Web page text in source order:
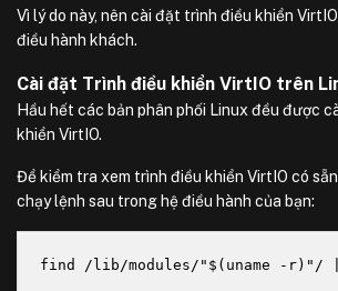
Vì lý do này, nên cài đặt trình điều khiển
điều hành khách.
Cài đặt Trình điều khiển VirtIO trên
Hầu hết các bản phân phối Linux đều được
khiển VirtIO.
Để kiểm tra xem trình điều khiển VirtIO có
chạy lệnh sau trong hệ điều hành của bạn:
find /lib/modules/"$(uname -